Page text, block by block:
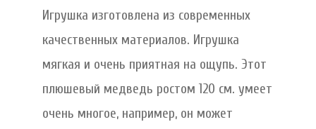
Игрушка изготовлена из современных
качественных материалов. Игрушка
мягкая и очень приятная на ощупь. Этот
плюшевый медведь ростом 120 см. умеет
очень многое, например, он может